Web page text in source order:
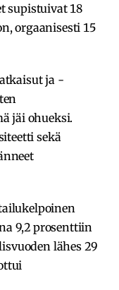
supistuivat 18
orgaanisesti 15
ja -
jäi ohueksi.
sekä
9,2 prosenttiin
lähes 29